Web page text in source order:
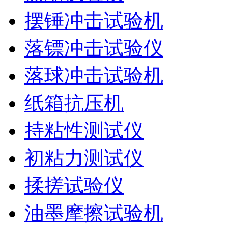
摆锤冲击试验机
落镖冲击试验仪
落球冲击试验机
纸箱抗压机
持粘性测试仪
初粘力测试仪
揉搓试验仪
油墨摩擦试验机